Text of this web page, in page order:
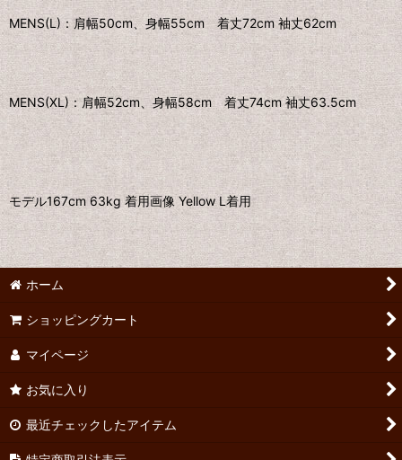
MENS(L)：肩幅50cm、身幅55cm 着丈72cm 袖丈62cm
MENS(XL)：肩幅52cm、身幅58cm 着丈74cm 袖丈63.5cm
モデル167cm 63kg 着用画像 Yellow L着用
ホーム
ショッピングカート
マイページ
お気に入り
最近チェックしたアイテム